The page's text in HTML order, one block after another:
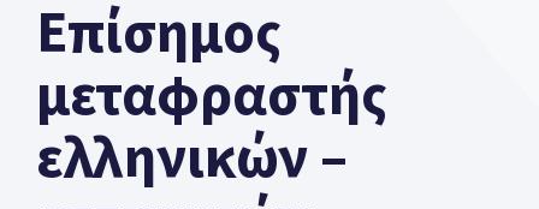
Επίσημος
μεταφραστής
ελληνικών –